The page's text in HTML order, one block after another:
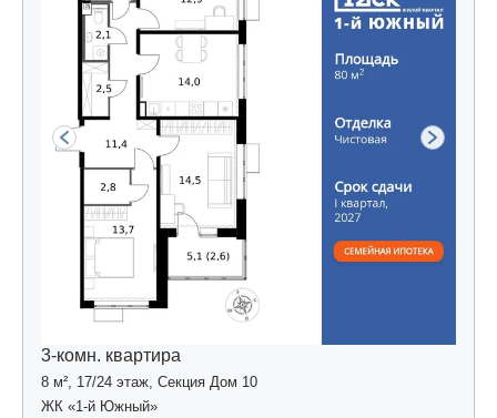
3-комн. квартира
8 м², 17/24 этаж, Секция Дом 10
ЖК «1-й Южный»